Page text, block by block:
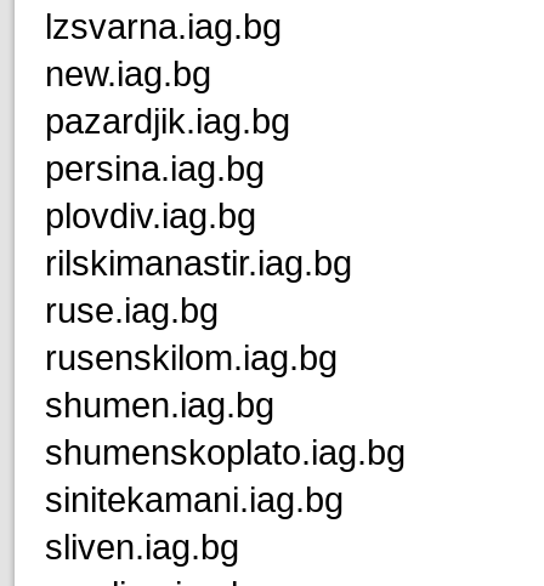
lzsvarna.iag.bg
new.iag.bg
pazardjik.iag.bg
persina.iag.bg
plovdiv.iag.bg
rilskimanastir.iag.bg
ruse.iag.bg
rusenskilom.iag.bg
shumen.iag.bg
shumenskoplato.iag.bg
sinitekamani.iag.bg
sliven.iag.bg